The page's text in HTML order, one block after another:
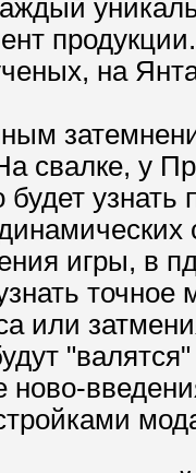
продукции.
на
свалке, у
узнать
игры, в
или
ново-